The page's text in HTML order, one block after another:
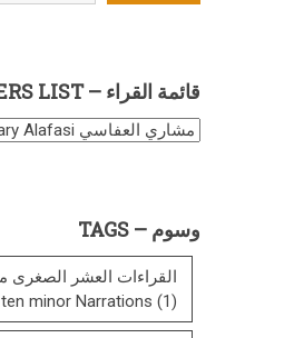
قائمة القراء – RECITERS LIST
قائمة
List
وسوم – TAGS
ten minor Narrations (1)